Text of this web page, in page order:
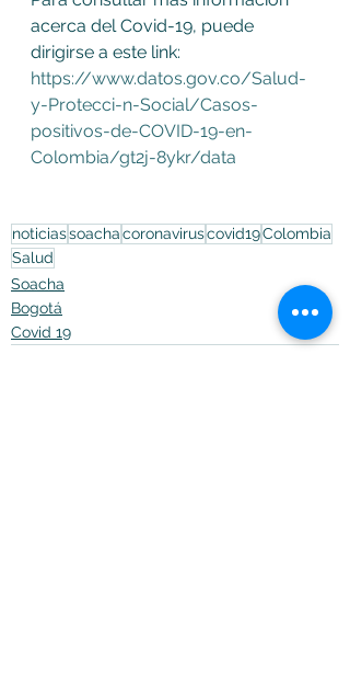
acerca del Covid-19, puede
dirigirse a este link:
https://www.datos.gov.co/Salud-
y-Protecci-n-Social/Casos-
positivos-de-COVID-19-en-
Colombia/gt2j-8ykr/data
noticiassoachacoronaviruscovid19Colombia
Salud
Soacha
Bogotá
Covid 19